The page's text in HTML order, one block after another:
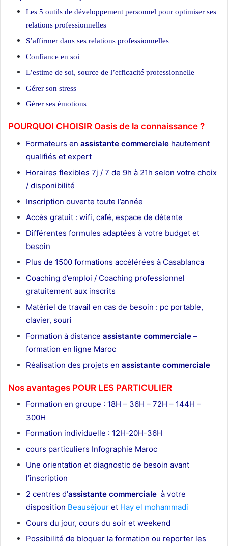
Les 5 outils de développement personnel pour optimiser ses
relations professionnelles
S’affirmer dans ses relations professionnelles
Confiance en soi
L’estime de soi, source de l’efficacité professionnelle
Gérer son stress
Gérer ses émotions
POURQUOI CHOISIR Oasis de la connaissance ?
Formateurs en assistante commerciale hautement
qualifiés et expert
Horaires flexibles 7j / 7 de 9h à 21h selon votre choix
/ disponibilité
Inscription ouverte toute l’année
Accès gratuit : wifi, café, espace de détente
Différentes formules adaptées à votre budget et
besoin
Plus de 1500 formations accélérées à Casablanca
Coaching d’emploi / Coaching professionnel
gratuitement aux inscrits
Matériel de travail en cas de besoin : pc portable,
clavier, souri
Formation à distance assistante commerciale –
formation en ligne Maroc
Réalisation des projets en assistante commerciale
Nos avantages POUR LES PARTICULIER
Formation en groupe : 18H – 36H – 72H – 144H –
300H
Formation individuelle : 12H-20H-36H
cours particuliers Infographie Maroc
Une orientation et diagnostic de besoin avant
l’inscription
2 centres d’assistante commerciale à votre
disposition Beauséjour et Hay el mohammadi
Cours du jour, cours du soir et weekend
Possibilité de bloquer la formation ou reporter les